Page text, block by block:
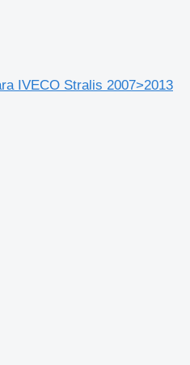
IVECO Stralis 2007>2013